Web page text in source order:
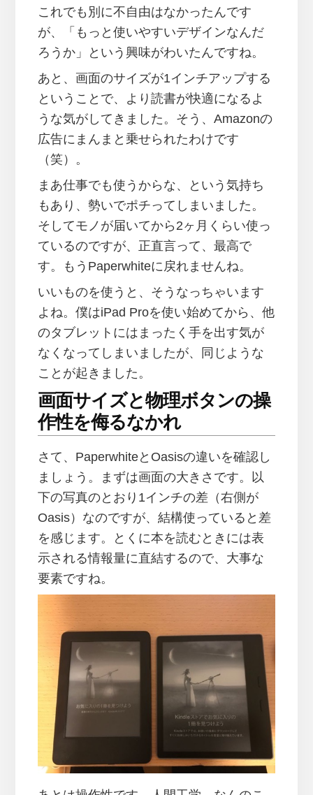
これでも別に不自由はなかったんです
が、「もっと使いやすいデザインなんだ
ろうか」という興味がわいたんですね。
あと、画面のサイズが1インチアップする
ということで、より読書が快適になるよ
うな気がしてきました。そう、Amazonの
広告にまんまと乗せられたわけです
（笑）。
まあ仕事でも使うからな、という気持ち
もあり、勢いでポチってしまいました。
そしてモノが届いてから2ヶ月くらい使っ
ているのですが、正直言って、最高で
す。もうPaperwhiteに戻れませんね。
いいものを使うと、そうなっちゃいます
よね。僕はiPad Proを使い始めてから、他
のタブレットにはまったく手を出す気が
なくなってしまいましたが、同じような
ことが起きました。
画面サイズと物理ボタンの操
作性を侮るなかれ
さて、PaperwhiteとOasisの違いを確認し
ましょう。まずは画面の大きさです。以
下の写真のとおり1インチの差（右側が
Oasis）なのですが、結構使っていると差
を感じます。とくに本を読むときには表
示される情報量に直結するので、大事な
要素ですね。